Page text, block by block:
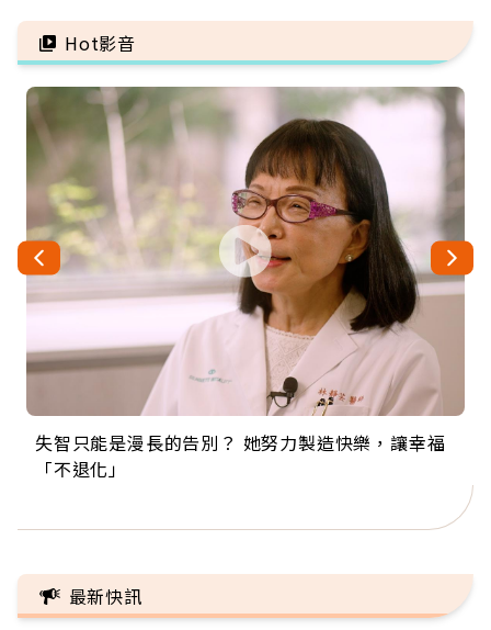
福
Hot影音
失智只能是漫長的告別？ 她努力製造快樂，讓幸福
「不退化」
來自剛果的巧克力神父 為台灣奉獻36年 「台灣是我
的家，我連作夢都講台語！」
63歲卸矽谷副總、搬回台灣找快樂！「蛋黃哥小
丑」走進安養院，逗樂上萬爺奶：退休後才開始真
104歲打破金氏世界紀錄 成為全球最年長羽球選
手，分享長壽的秘密原來是「這個」
事業巔峰他選擇追夢…黑手阿伯拉小提琴還登上小
巨蛋！連CNN都大讚！
最新快訊